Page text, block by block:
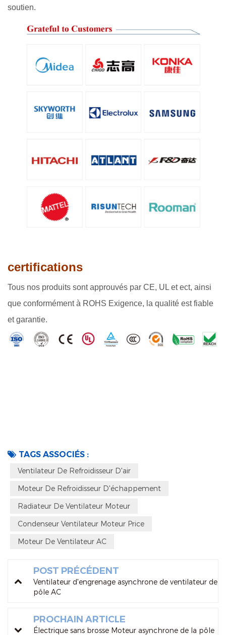
soutien.
certifications
Tous nos produits sont approuvés par CE, UL et ect, ainsi
que conformément à ROHS Exigence, la qualité est fiable
et garantie.
TAGS ASSOCIÉS :
Ventilateur De Refroidisseur D'air
Moteur De Refroidisseur D'échappement
Radiateur De Ventilateur Moteur
Condenseur Ventilateur Moteur Price
Moteur De Ventilateur AC
POST PRÉCÉDENT
Ventilateur d'engrenage asynchrone de ventilateur de
pôle AC
PROCHAIN ARTICLE
Électrique sans brosse Moteur asynchrone de la pôle